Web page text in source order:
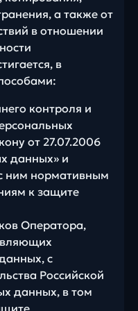
а также от
в отношении
в
контроля и
от 27.07.2006
данных» и
ним нормативным
к защите
Оператора,
с
Российской
данных, в том